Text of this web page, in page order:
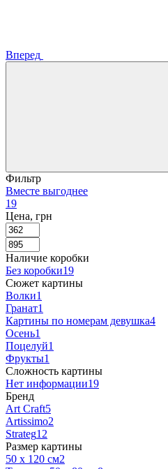
Вперед
Фильтр
Вместе выгоднее
19
Цена, грн
Наличие коробки
Без коробки19
Сюжет картины
Волки1
Гранат1
Картины по номерам девушка4
Осень1
Поцелуй1
Фрукты1
Сложность картины
Нет информации19
Бренд
Art Craft5
Artissimo2
Strateg12
Размер картины
50 х 120 см2